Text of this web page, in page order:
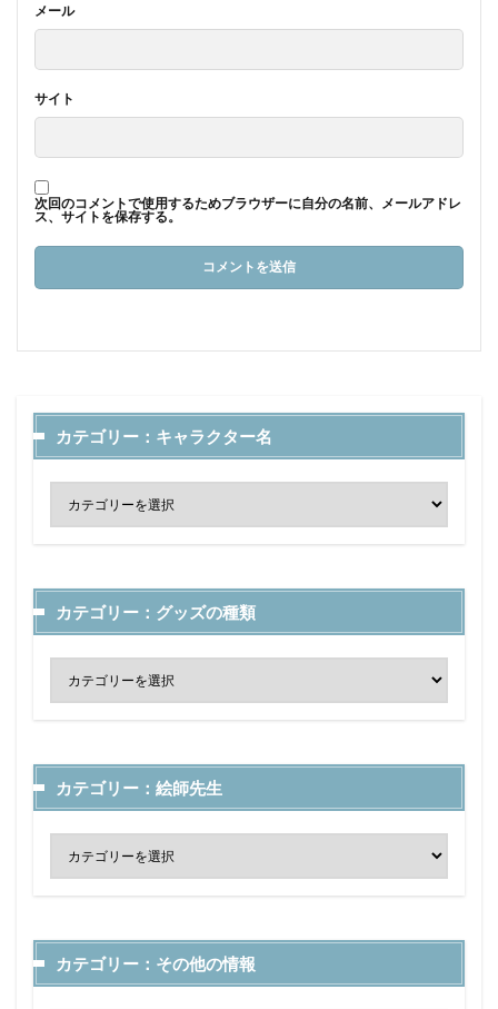
メール
サイト
次回のコメントで使用するためブラウザーに自分の名前、メールアドレ
ス、サイトを保存する。
カテゴリー：キャラクター名
カテゴリー：グッズの種類
カテゴリー：絵師先生
カテゴリー：その他の情報